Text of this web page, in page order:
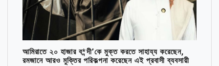
আমিরাতে ২০ হাজার ব*ন্দী’কে মুক্ত করতে সাহায্য করেছেন,
রমজানে আরও মুক্তির পরিকল্পনা করেছেন এই প্রবাসী ব্যবসায়ী